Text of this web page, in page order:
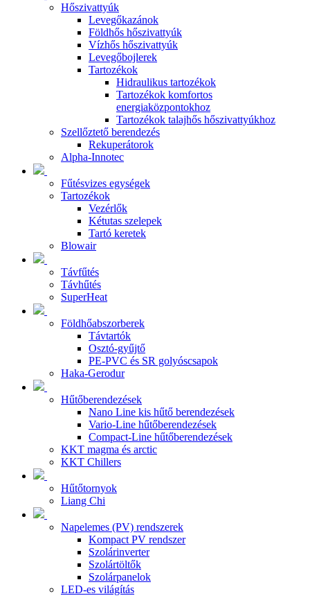
Hőszivattyúk
Levegőkazánok
Földhős hőszivattyúk
Vízhős hőszivattyúk
Levegőbojlerek
Tartozékok
Hidraulikus tartozékok
Tartozékok komfortos
energiaközpontokhoz
Tartozékok talajhős hőszivattyúkhoz
Szellőztető berendezés
Rekuperátorok
Alpha-Innotec
Fűtésvizes egységek
Tartozékok
Vezérlők
Kétutas szelepek
Tartó keretek
Blowair
Távfűtés
Távhűtés
SuperHeat
Földhőabszorberek
Távtartók
Osztó-gyűjtő
PE-PVC és SR golyóscsapok
Haka-Gerodur
Hűtőberendezések
Nano Line kis hűtő berendezések
Vario-Line hűtőberendezések
Compact-Line hűtőberendezések
KKT magma és arctic
KKT Chillers
Hűtőtornyok
Liang Chi
Napelemes (PV) rendszerek
Kompact PV rendszer
Szolárinverter
Szolártöltők
Szolárpanelok
LED-es világítás